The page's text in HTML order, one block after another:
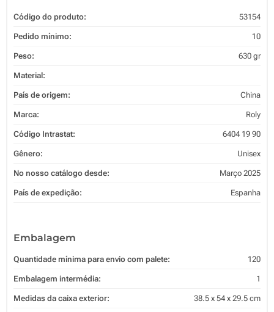
Código do produto: 53154
Pedido mínimo: 10
Peso: 630 gr
Material:
País de origem: China
Marca: Roly
Código Intrastat: 6404 19 90
Gênero: Unisex
No nosso catálogo desde: Março 2025
País de expedição: Espanha
Embalagem
Quantidade mínima para envio com palete: 120
Embalagem intermédia: 1
Medidas da caixa exterior: 38.5 x 54 x 29.5 cm